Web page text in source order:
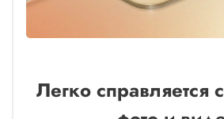
Легко справляется